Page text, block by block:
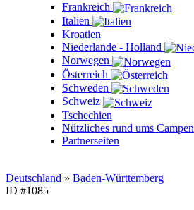
Frankreich
Italien
Kroatien
Niederlande - Holland
Norwegen
Österreich
Schweden
Schweiz
Tschechien
Nützliches rund ums Campen
Partnerseiten
Deutschland » Baden-Württemberg
ID #1085